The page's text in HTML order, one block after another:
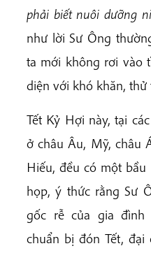
phải biết nuôi dưỡng
như lời Sư Ông
ta mới không rơi vào
diện với khó khăn, thử
Tết Kỷ Hợi này, tại
ở châu Âu, Mỹ, châu
Hiếu, đều có một
họp, ý thức rằng Sư
gốc rễ của gia
chuẩn bị đón Tết,